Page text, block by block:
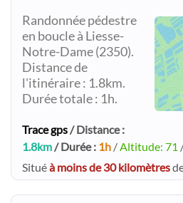
Randonnée pédestre
en boucle à Liesse-
Notre-Dame (2350).
Distance de
l'itinéraire : 1.8km.
Durée totale : 1h.
Trace gps/ Distance :
1.8km/ Durée : 1h /Altitude: 71
Situéà moins de 30 kilomètres